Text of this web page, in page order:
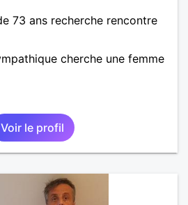
73 ans recherche rencontre
cherche une femme
Voir le profil